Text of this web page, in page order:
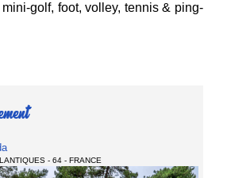
golf, foot, volley, tennis & ping-
- 64 - FRANCE